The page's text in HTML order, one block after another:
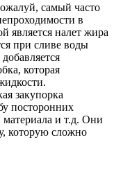
самый часто
в
является налет жира
при сливе воды
которая
закупорка
посторонних
и т.д. Они
которую сложно